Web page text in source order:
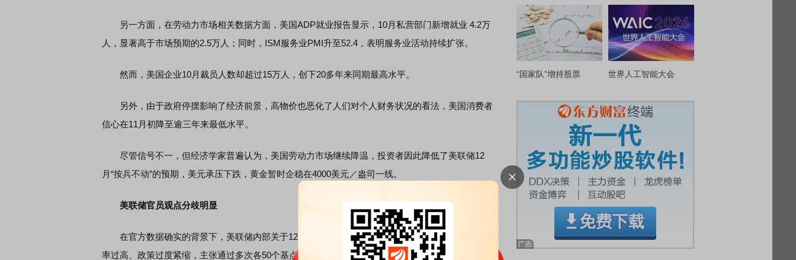
另一方面，在劳动力市场相关数据方面，美国ADP就业报告显示，10月私营部门新增就业 4.2万
人，显著高于市场预期的2.5万人；同时，ISM服务业PMI升至52.4，表明服务业活动持续扩张。
然而，美国企业10月裁员人数却超过15万人，创下20多年来同期最高水平。
另外，由于政府停摆影响了经济前景，高物价也恶化了人们对个人财务状况的看法，美国消费者
信心在11月初降至逾三年来最低水平。
尽管信号不一，但经济学家普遍认为，美国劳动力市场继续降温，投资者因此降低了美联储12
月“按兵不动”的预期，美元承压下跌，黄金暂时企稳在4000美元／盎司一线。
美联储官员观点分歧明显
在官方数据确实的背景下，美联储内部关于12月是否降息的争论愈发激烈。理事米兰认为当前利
率过高、政策过度紧缩，主张通过多次各50个基点的降息以回归中性水平，并指出信贷市场压力已明
“国家队”增持股票 世界人工智能大会